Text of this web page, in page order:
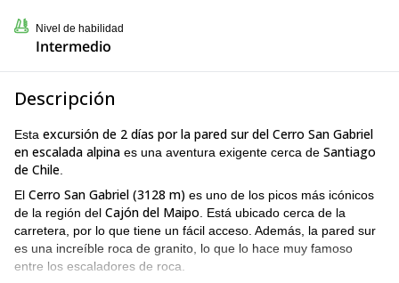
Nivel de habilidad
Intermedio
Descripción
Esta excursión de 2 días por la pared sur del Cerro San Gabriel
en escalada alpina es una aventura exigente cerca de Santiago
de Chile
El Cerro San Gabriel (3128 m) es uno de los picos más icónicos
de la región del Cajón del Maipo . Está ubicado cerca de la
carretera, por lo que tiene un fácil acceso. Además, la pared sur
es una increíble roca de granito, lo que lo hace muy famoso
entre los escaladores de roca.